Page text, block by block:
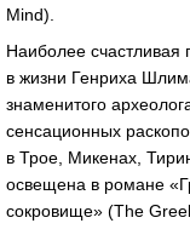
Mind).
Наиболее счастливая
в жизни Генриха
знаменитого
сенсационных
в Трое, Микенах,
освещена в романе
сокровище» (The